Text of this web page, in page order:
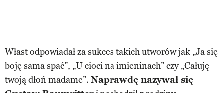
Włast odpowiadał za sukces takich utworów jak „Ja się
boję sama spać”, „U cioci na imieninach” czy „Całuję
twoją dłoń madame”. Naprawdę nazywał się